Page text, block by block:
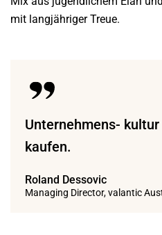
mit langjähriger Treue.
Unternehmens-
kaufen.
Roland Dessovic
Managing Director, valantic